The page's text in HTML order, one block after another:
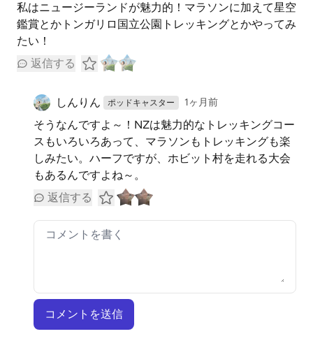
私はニュージーランドが魅力的！マラソンに加えて星空
鑑賞とかトンガリロ国立公園トレッキングとかやってみ
たい！
返信する
しんりん ポッドキャスター 1ヶ月前
そうなんですよ～！NZは魅力的なトレッキングコー
スもいろいろあって、マラソンもトレッキングも楽
しみたい。ハーフですが、ホビット村を走れる大会
もあるんですよね～。
返信する
コメントを送信